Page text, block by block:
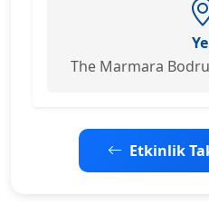
The Marmara
Etkinlik